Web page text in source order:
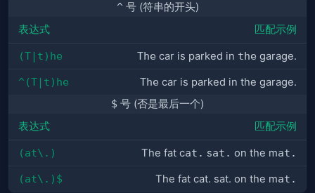
^号 (符串的开头)
表达式
匹配示例
(T|t)he The car is parked in the garage.
^(T|t)he The car is parked in the garage.
$ 号 (否是最后一个)
表达式
匹配示例
(at\.) The fat cat. sat. on the mat.
(at\.)$ The fat cat. sat. on the mat.